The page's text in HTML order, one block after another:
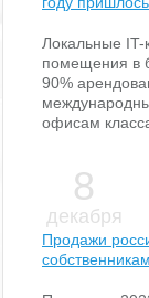
Локальные
помещения в
90%
офисам
8
декабря
Продажи